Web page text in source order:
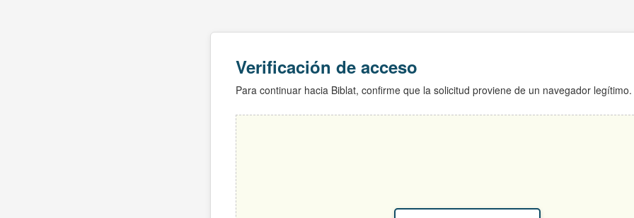
Verificación de acceso
Para continuar hacia Biblat, confirme que la solicitud proviene de un navegador legítimo.